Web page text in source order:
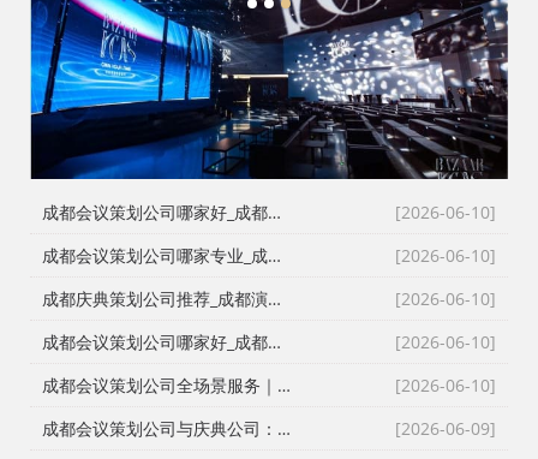
1 2 3
[2026-06-10]
成都会议策划公司哪家好_成都活动执行公司_成都庆典公司_火壶打铁花非遗表演全资源覆盖
[2026-06-10]
成都会议策划公司哪家专业_成都活动执行公司_成都庆典策划公司_全场景演艺资源快速匹配
[2026-06-10]
成都庆典策划公司推荐_成都演艺公司_成都活动执行公司_成都大型活动策划公司一手资源物美价廉
[2026-06-10]
成都会议策划公司哪家好_成都庆典策划公司排名_成都会务公司_成都活动执行公司专业团队推荐
[2026-06-10]
成都会议策划公司全场景服务｜成都活动公司活动类型全覆盖，成都会务公司一站式解决方案
[2026-06-09]
成都会议策划公司与庆典公司：红星商贸高难度活动执行实录